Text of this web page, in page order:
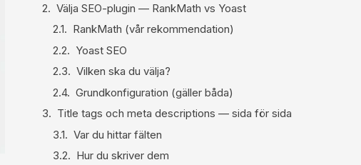
Välja SEO-plugin — RankMath vs Yoast
RankMath (vår rekommendation)
Yoast SEO
Vilken ska du välja?
Grundkonfiguration (gäller båda)
Title tags och meta descriptions — sida för sida
Var du hittar fälten
Hur du skriver dem